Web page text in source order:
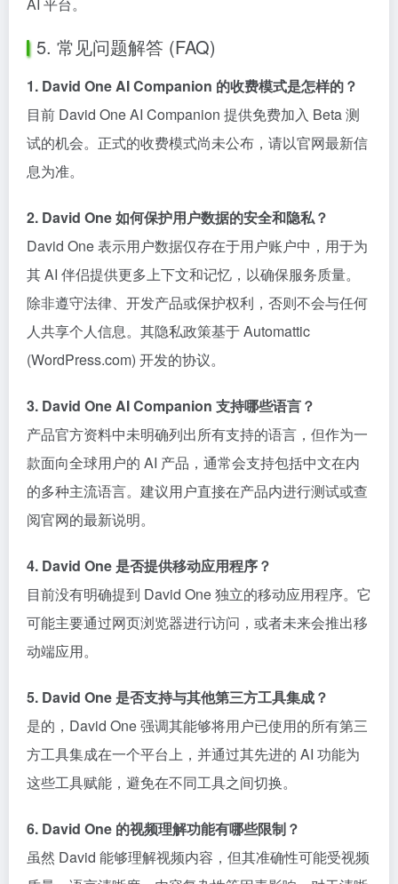
5. 常见问题解答 (FAQ)
1. David One AI Companion 的收费模式是怎样的？
目前 David One AI Companion 提供免费加入 Beta 测
试的机会。正式的收费模式尚未公布，请以官网最新信
息为准。
2. David One 如何保护用户数据的安全和隐私？
David One 表示用户数据仅存在于用户账户中，用于为
其 AI 伴侣提供更多上下文和记忆，以确保服务质量。
除非遵守法律、开发产品或保护权利，否则不会与任何
人共享个人信息。其隐私政策基于 Automattic
(WordPress.com) 开发的协议。
3. David One AI Companion 支持哪些语言？
产品官方资料中未明确列出所有支持的语言，但作为一
款面向全球用户的 AI 产品，通常会支持包括中文在内
的多种主流语言。建议用户直接在产品内进行测试或查
阅官网的最新说明。
4. David One 是否提供移动应用程序？
目前没有明确提到 David One 独立的移动应用程序。它
可能主要通过网页浏览器进行访问，或者未来会推出移
动端应用。
5. David One 是否支持与其他第三方工具集成？
是的，David One 强调其能够将用户已使用的所有第三
方工具集成在一个平台上，并通过其先进的 AI 功能为
这些工具赋能，避免在不同工具之间切换。
6. David One 的视频理解功能有哪些限制？
虽然 David 能够理解视频内容，但其准确性可能受视频